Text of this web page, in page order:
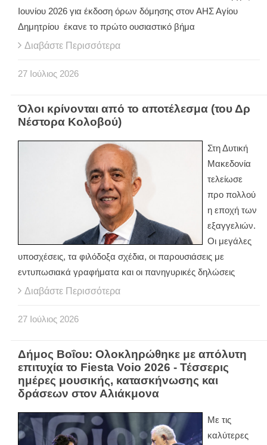
Ιουνίου 2026 για έκδοση όρων δόμησης στον ΑΗΣ Αγίου
Δημητρίου έκανε το πρώτο ουσιαστικό βήμα
Διαβάστε Περισσότερα
27 Ιούλιος 2026
Όλοι κρίνονται από το αποτέλεσμα (του Δρ
Νέστορα Κολοβού)
Στη Δυτική
Μακεδονία
τελείωσε
προ πολλού
η εποχή των
εξαγγελιών.
Οι μεγάλες
υποσχέσεις, τα φιλόδοξα σχέδια, οι παρουσιάσεις με
εντυπωσιακά γραφήματα και οι πανηγυρικές δηλώσεις
Διαβάστε Περισσότερα
27 Ιούλιος 2026
Δήμος Βοΐου: Ολοκληρώθηκε με απόλυτη
επιτυχία το Fiesta Voio 2026 - Τέσσερις
ημέρες μουσικής, κατασκήνωσης και
δράσεων στον Αλιάκμονα
Με τις
καλύτερες